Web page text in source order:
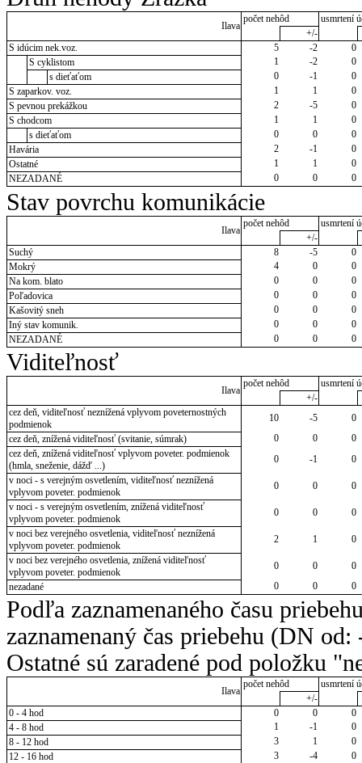
Ilava
počet nehôd
usmrtení
+/-
S idúcim nek.voz.
5 -2
0
S cyklistom
1 -2
0
s dieťaťom
0 -1
0
S zaparkov. voz.
1 1
0
S pevnou prekážkou
2 -5
0
S chodcom
1 1
0
s dieťaťom
0 0
0
Havária
2 -1
0
Ostatné
1 1
0
NEZADANÉ
0 0 0
Stav povrchu komunikácie
Ilava
počet nehôd
usmrtení
+/-
Suchý
8 -5
0
Mokrý
4 0
0
Na kom. blato
0 0
0
Poľadovica
0 0
0
Kašovitý sneh
0 0
0
Iný stav komunik.
0 0
0
NEZADANÉ
0 0 0
Viditeľnosť
Ilava
počet nehôd
usmrtení
+/-
cez deň, viditeľnosť neznížená vplyvom poveternostných
podmienok
10 -5
0
cez deň, znížená viditeľnosť (svitanie, súmrak)
0 0
0
cez deň, znížená viditeľnosť vplyvom poveter. podmienok
(hmla, sneženie, dážď ...)
0 -1
0
v noci - s verejným osvetlením, viditeľnosť neznížená
vplyvom poveter. podmienok
0 0
0
v noci - s verejným osvetlením, znížená viditeľnosť
vplyvom poveter. podmienok
0 0
0
v noci bez verejného osvetlenia, viditeľnosť neznížená
vplyvom poveter. podmienok
2 1
0
v noci bez verejného osvetlenia, znížená viditeľnosť
vplyvom poveter. podmienok
0 0
0
nezadané
0 0 0
Podľa zaznamenaného času
zaznamenaný čas priebehu (DN
Ostatné sú zaradené pod položku
Ilava
počet nehôd
usmrtení
+/-
0 - 4 hod
0 0
0
4 - 8 hod
1 -1
0
8 - 12 hod
3 1
0
12 - 16 hod
3 -4
0